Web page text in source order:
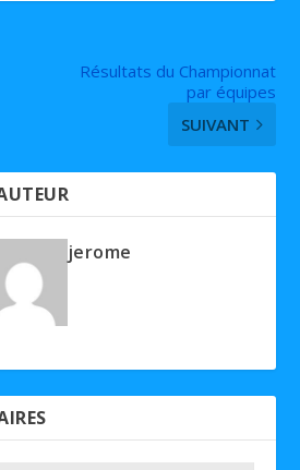
Résultats du Championnat
par équipes
SUIVANT
jerome